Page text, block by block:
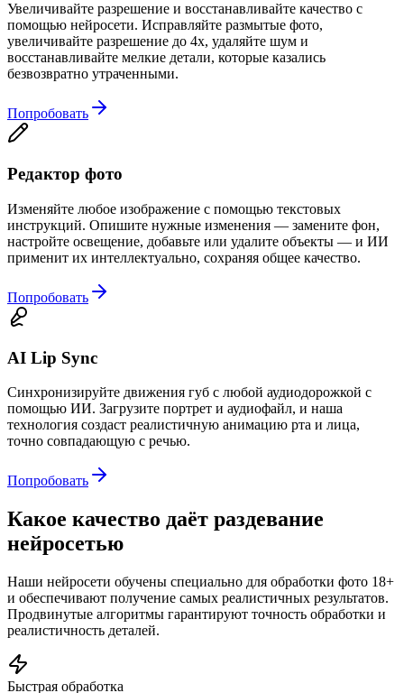
Увеличивайте разрешение и восстанавливайте качество с
помощью нейросети. Исправляйте размытые фото,
увеличивайте разрешение до 4x, удаляйте шум и
восстанавливайте мелкие детали, которые казались
безвозвратно утраченными.
Попробовать
Редактор фото
Изменяйте любое изображение с помощью текстовых
инструкций. Опишите нужные изменения — замените фон,
настройте освещение, добавьте или удалите объекты — и ИИ
применит их интеллектуально, сохраняя общее качество.
Попробовать
AI Lip Sync
Синхронизируйте движения губ с любой аудиодорожкой с
помощью ИИ. Загрузите портрет и аудиофайл, и наша
технология создаст реалистичную анимацию рта и лица,
точно совпадающую с речью.
Попробовать
Какое качество даёт раздевание
нейросетью
Наши нейросети обучены специально для обработки фото 18+
и обеспечивают получение самых реалистичных результатов.
Продвинутые алгоритмы гарантируют точность обработки и
реалистичность деталей.
Быстрая обработка